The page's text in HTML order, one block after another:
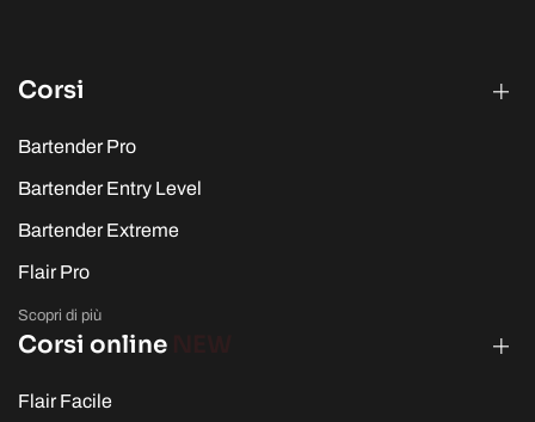
Corsi
Bartender Pro
Bartender Entry Level
Bartender Extreme
Flair Pro
Scopri di più
Corsi online
Flair Facile